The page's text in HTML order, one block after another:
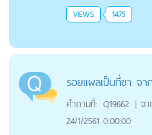
VIEWS 1475
รอยแผลเป็นที่ขา จ
คำถามที่: Q19662 | จ
24/1/2561 0:00:00